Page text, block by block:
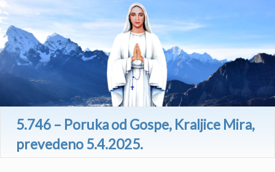
5.746 – Poruka od Gospe, Kraljice Mira,
prevedeno 5.4.2025.